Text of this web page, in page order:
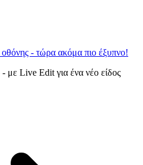
οθόνης - τώρα ακόμα πιο έξυπνο!
με Live Edit για ένα νέο είδος